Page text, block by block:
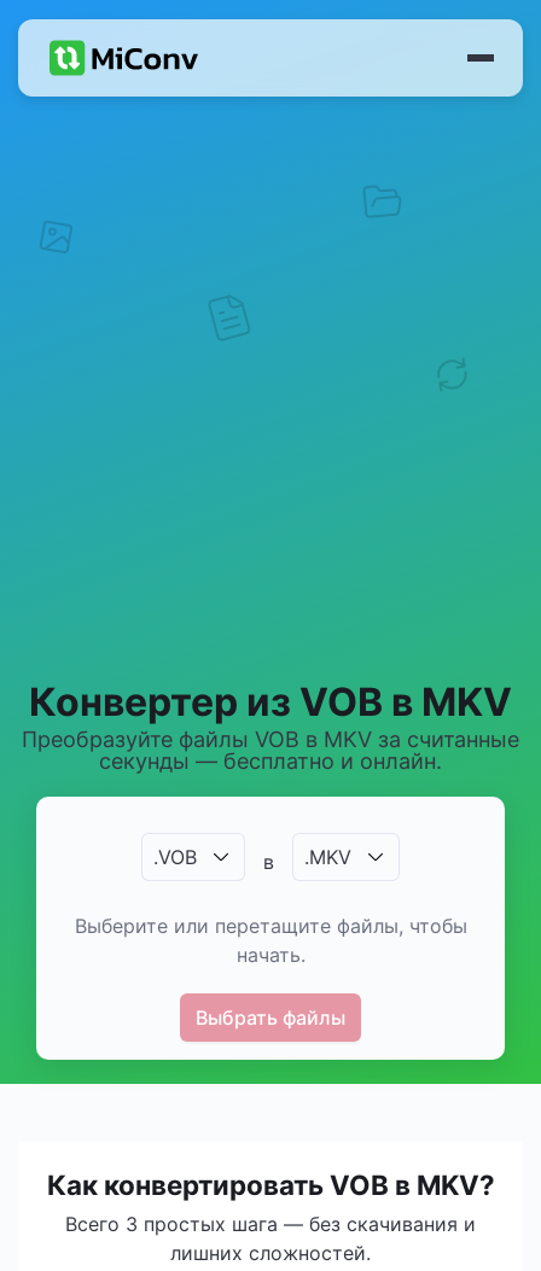
Конвертер из VOB в MKV
Преобразуйте файлы VOB в MKV за считанные
секунды — бесплатно и онлайн.
.VOB в .MKV
Выберите или перетащите файлы, чтобы
начать.
Выбрать файлы
Как конвертировать VOB в MKV?
Всего 3 простых шага — без скачивания и
лишних сложностей.